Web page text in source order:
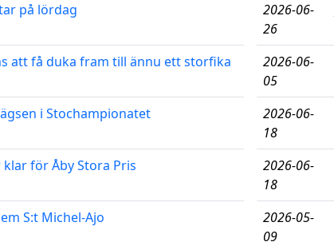
på lördag
att få duka fram till ännu ett storfika
i Stochampionatet
för Åby Stora Pris
S:t Michel-Ajo
2026-06-
26
2026-06-
05
2026-06-
18
2026-06-
18
2026-05-
09